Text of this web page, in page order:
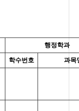
행정학과
학수번호 과목